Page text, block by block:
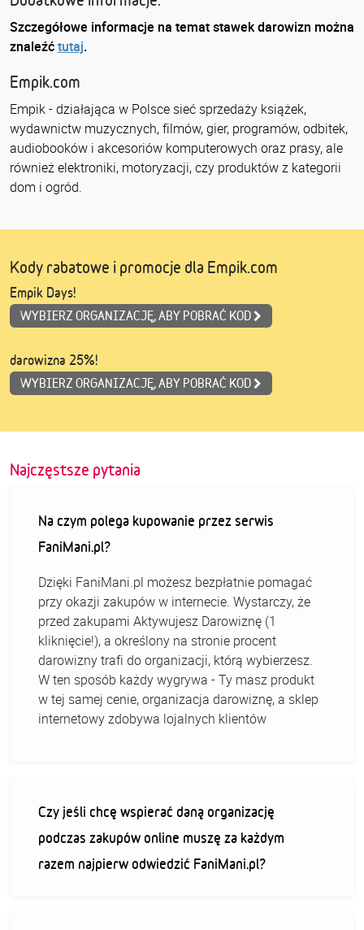
Szczegółowe informacje na temat stawek darowizn można
znaleźćtutaj.
Empik.com
Empik - działająca w Polsce sieć sprzedaży książek,
wydawnictw muzycznych, filmów, gier, programów, odbitek,
audiobooków i akcesoriów komputerowych oraz prasy, ale
również elektroniki, motoryzacji, czy produktów z kategorii
dom i ogród.
Kody rabatowe i promocje dla Empik.com
Empik Days!
WYBIERZ ORGANIZACJĘ, ABY POBRAĆ KOD
darowizna 25%!
WYBIERZ ORGANIZACJĘ, ABY POBRAĆ KOD
Najczęstsze pytania
Na czym polega kupowanie przez serwis
FaniMani.pl?
Dzięki FaniMani.pl możesz bezpłatnie pomagać
przy okazji zakupów w internecie. Wystarczy, że
przed zakupami Aktywujesz Darowiznę (1
kliknięcie!), a określony na stronie procent
darowizny trafi do organizacji, którą wybierzesz.
W ten sposób każdy wygrywa - Ty masz produkt
w tej samej cenie, organizacja darowiznę, a sklep
internetowy zdobywa lojalnych klientów
Czy jeśli chcę wspierać daną organizację
podczas zakupów online muszę za każdym
razem najpierw odwiedzić FaniMani.pl?